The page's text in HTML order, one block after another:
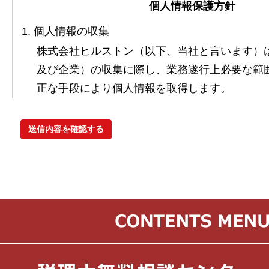
個人情報保護方針
1. 個人情報の収集
株式会社ヒルストン（以下、当社と言います）
及び企業）の収集に際し、業務遂行上必要な範
正な手段により個人情報を取得します。
2. 個人情報の利用
当社は、利用目的（税理士紹介・経理代行紹介
3. 個人情報取得時の同意
当社は、個人情報の取得時に、個人情報保護
人に対し利用目的を明示し、同意を得ることと